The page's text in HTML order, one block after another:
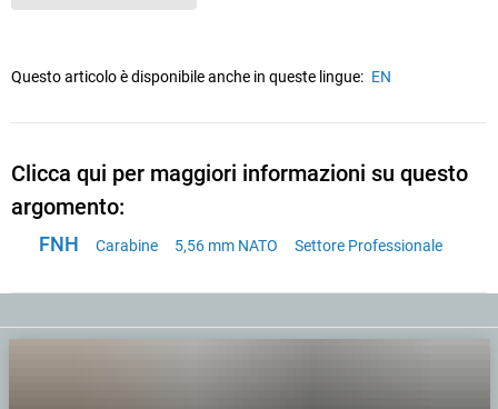
Questo articolo è disponibile anche in queste lingue: EN
Clicca qui per maggiori informazioni su questo
argomento:
FNH Carabine 5,56 mm NATO Settore Professionale